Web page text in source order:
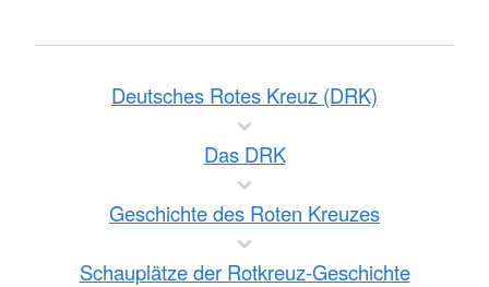
Deutsches Rotes Kreuz (DRK)
Das DRK
Geschichte des Roten Kreuzes
Schauplätze der Rotkreuz-Geschichte